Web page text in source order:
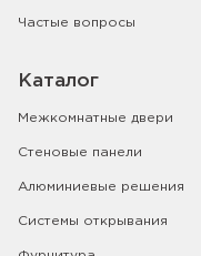
Частые вопросы
Каталог
Межкомнатные двери
Стеновые панели
Алюминиевые решения
Системы открывания